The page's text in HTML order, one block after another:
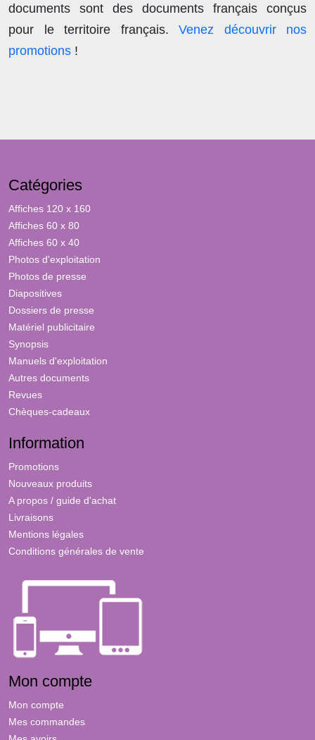
documents sont des documents français conçus
pour le territoire français. Venez découvrir nos
promotions !
Catégories
Affiches 120 x 160
Affiches 60 x 80
Affiches 60 x 40
Photos d'exploitation
Photos de presse
Diapositives
Dossiers de presse
Matériel publicitaire
Synopsis
Manuels d'exploitation
Autres documents
Revues
Chèques-cadeaux
Information
Promotions
Nouveaux produits
A propos / guide d'achat
Livraisons
Mentions légales
Conditions générales de vente
Mon compte
Mon compte
Mes commandes